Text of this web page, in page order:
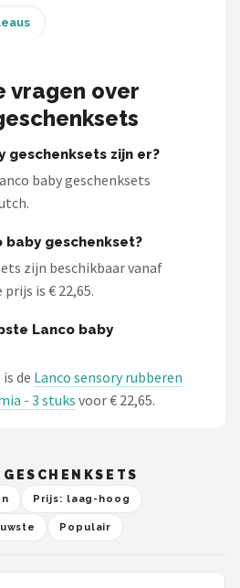
vragen over
geschenksets zijn er?
baby geschenksets
baby geschenkset?
zijn beschikbaar vanaf
prijs is € 22,65.
Lanco baby
de Lanco sensory rubberen
- 3 stuks voor € 22,65.
Prijs: laag-hoog
Populair